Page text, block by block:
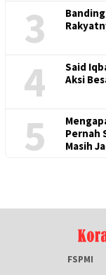
3
4
Said
Aksi
5
Pernah
Masih
FSPMI